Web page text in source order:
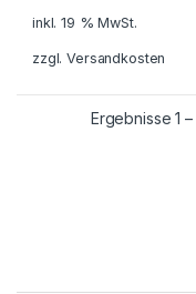
inkl. 19 % MwSt.
zzgl.Versandkosten
Ergebnisse 1